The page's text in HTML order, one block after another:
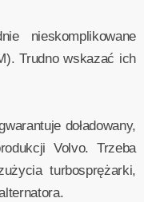
nieskomplikowane
Trudno wskazać ich
doładowany,
Volvo. Trzeba
turbosprężarki,